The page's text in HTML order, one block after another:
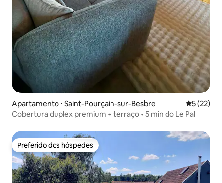
Apartamento ⋅ Saint-Pourçain-sur-Besbre 5 de uma
5 (22)
Cobertura duplex premium + terraço • 5 min do Le Pal
Preferido dos hóspedes
Preferido dos hóspedes